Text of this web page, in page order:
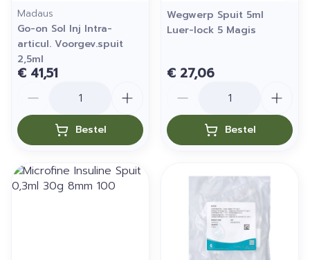
Madaus
Go-on Sol Inj Intra-
articul. Voorgev.spuit
2,5ml
€ 41,51
Bestel
Wegwerp Spuit 5ml
Luer-lock 5 Magis
€ 27,06
Bestel